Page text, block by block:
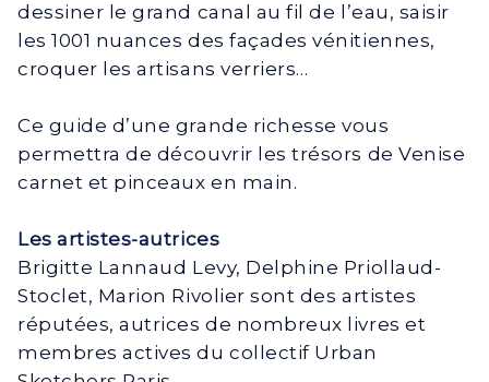
dessiner le grand canal au fil de l’eau, saisir
les 1001 nuances des façades vénitiennes,
croquer les artisans verriers…
Ce guide d’une grande richesse vous
permettra de découvrir les trésors de Venise
carnet et pinceaux en main.
Les artistes-autrices
Brigitte Lannaud Levy, Delphine Priollaud-
Stoclet, Marion Rivolier sont des artistes
réputées, autrices de nombreux livres et
membres actives du collectif Urban